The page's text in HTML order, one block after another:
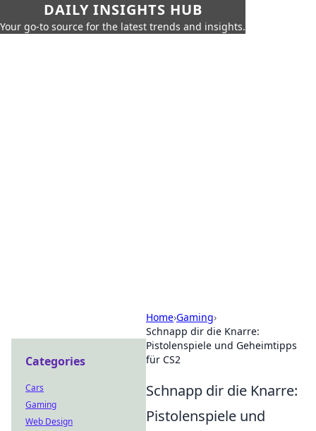
DAILY INSIGHTS HUB
Your go-to source for the latest trends and insights.
Home›Gaming›
Schnapp dir die Knarre:
Pistolenspiele und Geheimtipps
für CS2
Schnapp dir die Knarre:
Pistolenspiele und
Categories
Cars
Gaming
Web Design